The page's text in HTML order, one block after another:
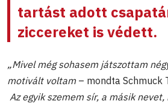
tartást adott
ziccereket is védett.
„Mivel még sohasem játszottam
motivált voltam– mondta Schmuck
Az egyik szemem sír, a másik